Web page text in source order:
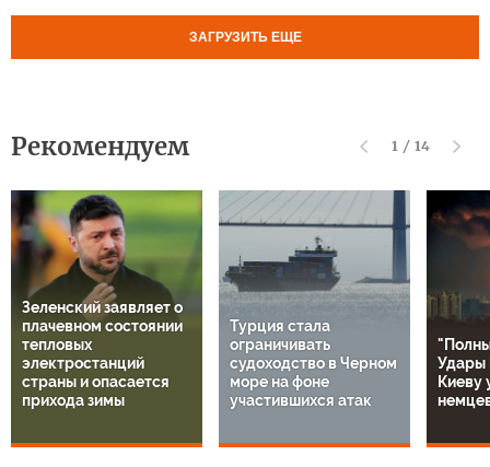
ЗАГРУЗИТЬ ЕЩЕ
Рекомендуем 1 / 14
Зеленский заявляет о
плачевном состоянии
тепловых
электростанций
страны и опасается
прихода зимы
Турция стала
ограничивать
судоходство в Черном
море на фоне
участившихся атак
Удары
Киеву